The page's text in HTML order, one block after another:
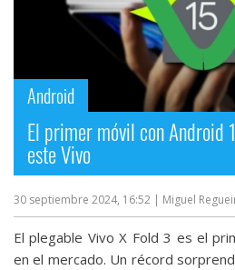
Android
El primer móvil con Android
este Vivo
30 septiembre 2024, 16:52 | Miguel
El plegable Vivo X Fold 3 es el
en el mercado. Un récord